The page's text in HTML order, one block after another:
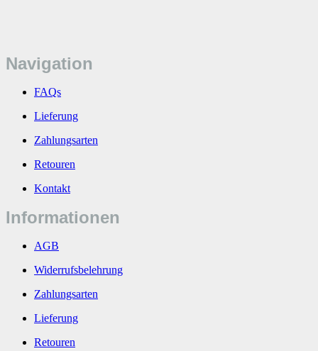
Navigation
FAQs
Lieferung
Zahlungsarten
Retouren
Kontakt
Informationen
AGB
Widerrufsbelehrung
Zahlungsarten
Lieferung
Retouren